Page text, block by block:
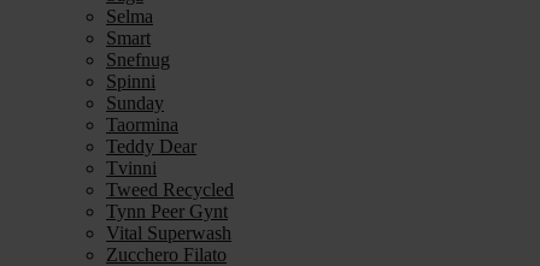
Selma
Smart
Snefnug
Spinni
Sunday
Taormina
Teddy Dear
Tvinni
Tweed Recycled
Tynn Peer Gynt
Vital Superwash
Zucchero Filato